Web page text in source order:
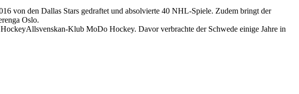
von den Dallas Stars gedraftet und absolvierte 40 NHL-Spiele. Zudem bringt der
Oslo.
Klub MoDo Hockey. Davor verbrachte der Schwede einige Jahre in